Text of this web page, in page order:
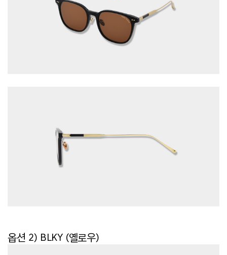
옵션 2) BLKY (옐로우)